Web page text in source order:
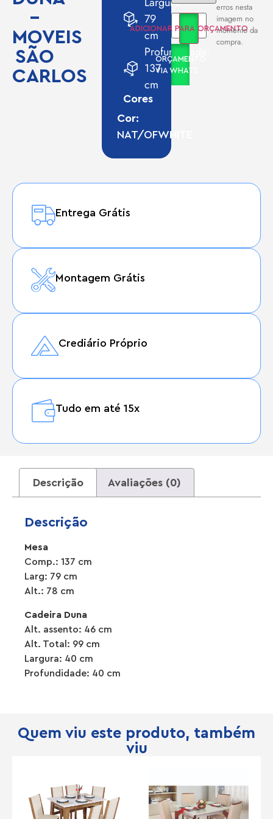
–
MOVEIS
SÃO
CARLOS
79
cm
Profundidade:
137
cm
Cores
Cor:
NAT/OFWHITE
ADICIONAR PARA ORÇAMENTO
ORÇAMENTO
VIA WHATS
erros nesta
imagem no
momento da
compra.
Entrega Grátis
Montagem Grátis
Crediário Próprio
Tudo em até 15x
Descrição Avaliações (0)
Descrição
Mesa
Comp.: 137 cm
Larg: 79 cm
Alt.: 78 cm
Cadeira Duna
Alt. assento: 46 cm
Alt. Total: 99 cm
Largura: 40 cm
Profundidade: 40 cm
Quem viu este produto, também
viu